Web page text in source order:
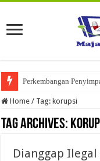
Perkembangan
Home / Tag: korupsi
Tag Archives:
Dianggap Ilegal